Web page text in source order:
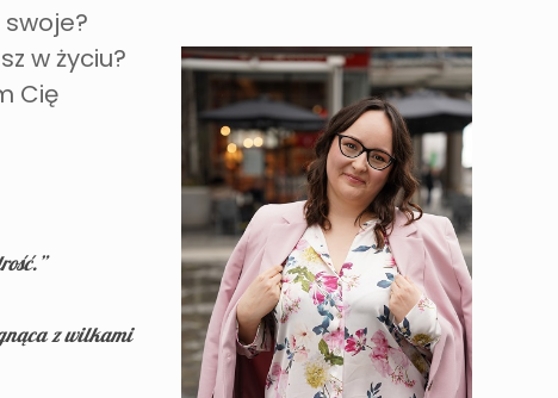
swoje?
w życiu?
Cię
ąca z wilkami